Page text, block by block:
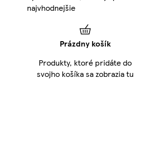
najvhodnejšie
Prázdny košík
Produkty, ktoré pridáte do
svojho košíka sa zobrazia tu